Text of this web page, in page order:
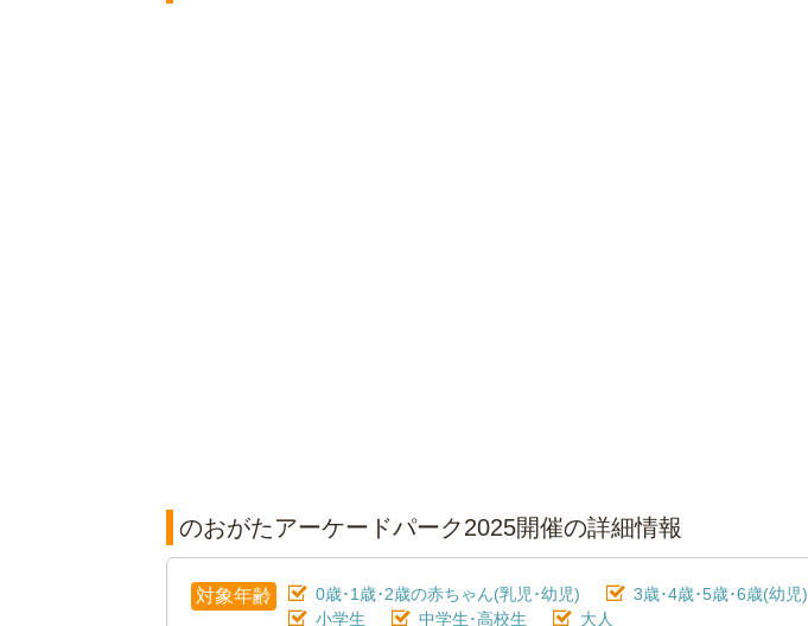
のおがたアーケードパーク2025開催の詳細情報
対象年齢 0歳･1歳･2歳の赤ちゃん(乳児･幼児)
3歳･4歳･5歳･6歳(幼児)
小学生
中学生･高校生 大人